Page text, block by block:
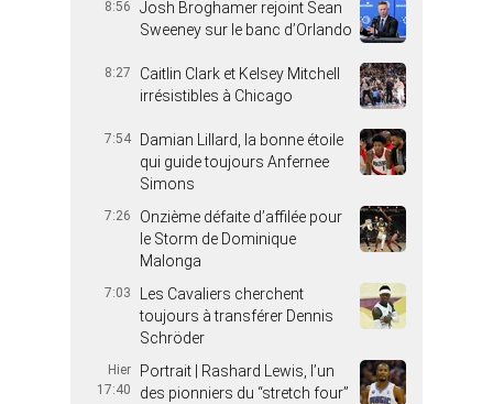
8:56
Josh Broghamer rejoint Sean
Sweeney sur le banc d’Orlando
8:27
Caitlin Clark et Kelsey Mitchell
irrésistibles à Chicago
7:54
Damian Lillard, la bonne étoile
qui guide toujours Anfernee
Simons
7:26
Onzième défaite d’affilée pour
le Storm de Dominique
Malonga
7:03
Les Cavaliers cherchent
toujours à transférer Dennis
Schröder
Hier
17:40
Portrait | Rashard Lewis, l’un
des pionniers du “stretch four”